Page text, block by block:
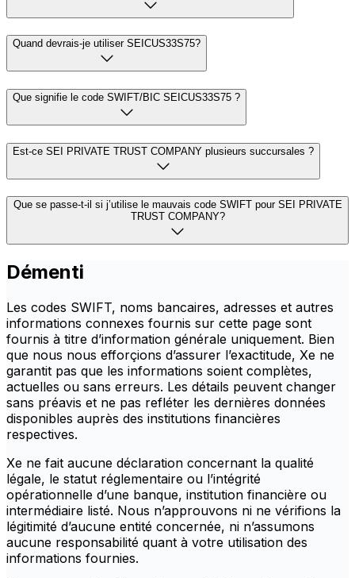
Quand devrais-je utiliser SEICUS33S75?
Que signifie le code SWIFT/BIC SEICUS33S75 ?
Est-ce SEI PRIVATE TRUST COMPANY plusieurs succursales ?
Que se passe-t-il si j’utilise le mauvais code SWIFT pour SEI PRIVATE
TRUST COMPANY?
Démenti
Les codes SWIFT, noms bancaires, adresses et autres
informations connexes fournis sur cette page sont
fournis à titre d’information générale uniquement. Bien
que nous nous efforçions d’assurer l’exactitude, Xe ne
garantit pas que les informations soient complètes,
actuelles ou sans erreurs. Les détails peuvent changer
sans préavis et ne pas refléter les dernières données
disponibles auprès des institutions financières
respectives.
Xe ne fait aucune déclaration concernant la qualité
légale, le statut réglementaire ou l’intégrité
opérationnelle d’une banque, institution financière ou
intermédiaire listé. Nous n’approuvons ni ne vérifions la
légitimité d’aucune entité concernée, ni n’assumons
aucune responsabilité quant à votre utilisation des
informations fournies.